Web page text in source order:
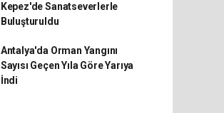
Kepez'de Sanatseverlerle
Buluşturuldu
Antalya'da Orman Yangını
Sayısı Geçen Yıla Göre Yarıya
İndi